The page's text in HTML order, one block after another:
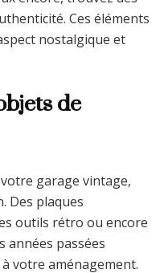
Ces éléments
nostalgique et
de
garage vintage,
Des plaques
outils rétro ou encore
années passées
votre aménagement.